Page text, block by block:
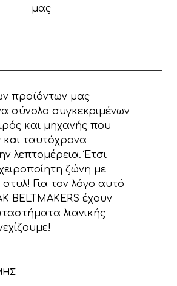
μας
προϊόντων μας
σύνολο συγκεκριμένων
και μηχανής που
και ταυτόχρονα
λεπτομέρεια. Έτσι
ζώνη με
Για τον λόγο αυτό
BELTMAKERS έχουν
λιανικής